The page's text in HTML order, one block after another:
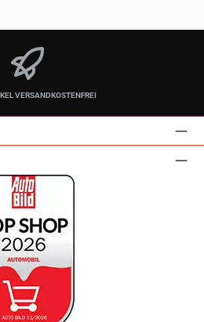
VERSANDKOSTENFREI